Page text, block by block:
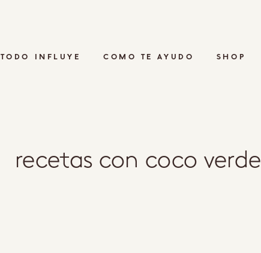
TODO INFLUYE COMO TE AYUDO SHOP
recetas con coco verde